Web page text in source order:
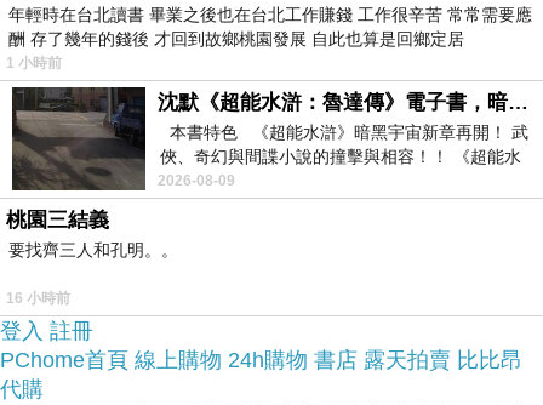
箱文及心得分享!
找了很多【HAMILTON 漢米爾頓】Khaki 飛行員自
動上鍊機械錶(H70615133)評論跟比價的結果，還
有哪裡買最便宜划算，發現它真的很不錯!!
而且在網路上購買，
貴!
服務這麼優，當然在網路購物最好啦~~
年輕時在台北讀書 畢業之後也在台北工作賺錢 工作很辛苦 常常需要應
酬 存了幾年的錢後 才回到故鄉桃園發展 自此也算是回鄉定居
1 小時前
沈默《超能水滸：魯達傳》電子書，暗黑宇宙新章，一一五年八月璀璨上架！
本書特色 《超能水滸》暗黑宇宙新章再開！ 武
俠、奇幻與間諜小說的撞擊與相容！！ 《超能水
滸》系列第四部
2026-08-09
桃園三結義
要找齊三人和孔明。。
16 小時前
登入 註冊
PChome首頁 線上購物 24h購物 書店 露天拍賣 比比昂
代購